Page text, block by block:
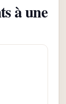
à une